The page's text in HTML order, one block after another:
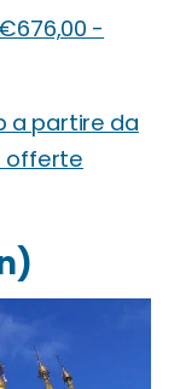
-
a partire da
offerte